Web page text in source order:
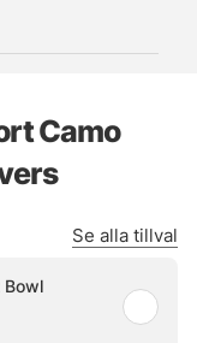
Camo
Se alla tillval
Bowl